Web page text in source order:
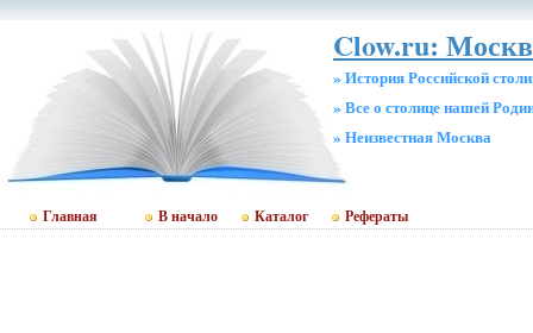
Clow.ru:
» История Российской
» Все о столице нашей
» Неизвестная Москва
Главная В начало Каталог Рефераты